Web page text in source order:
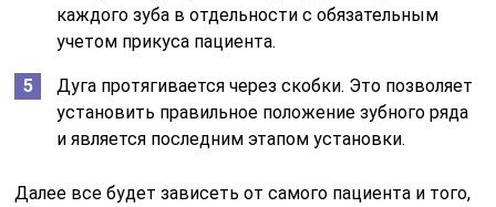
каждого зуба в отдельности с обязательным
учетом прикуса пациента.
Дуга протягивается через скобки. Это позволяет
установить правильное положение зубного ряда
и является последним этапом установки.
Далее все будет зависеть от самого пациента и того,